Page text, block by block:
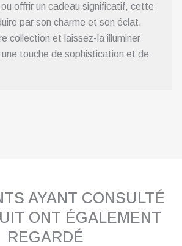
offrir un cadeau significatif, cette
par son charme et son éclat.
collection et laissez-la illuminer
touche de sophistication et de
AYANT CONSULTÉ
ONT ÉGALEMENT
REGARDÉ